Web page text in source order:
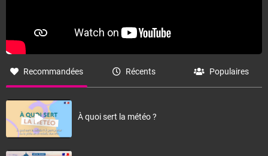
Recommandées Récents Populaires
À quoi sert la météo ?